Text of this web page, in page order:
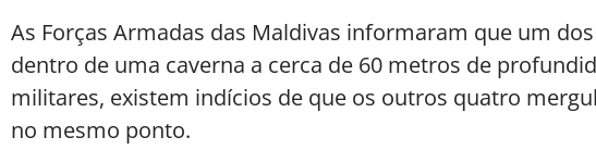
As Forças Armadas das Maldivas informaram que um
dentro de uma caverna a cerca de 60 metros de
militares, existem indícios de que os outros quatro
no mesmo ponto.